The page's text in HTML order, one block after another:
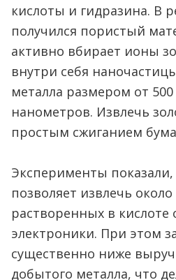
кислоты и гидразина. В
получился пористый
активно вбирает ионы
внутри себя
металла размером от 500
нанометров. Извлечь
простым сжиганием
Эксперименты
позволяет извлечь около
растворенных в кислоте
электроники. При этом
существенно ниже
добытого металла, что